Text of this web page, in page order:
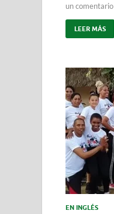
un comentario
LEER MÁS
EN INGLÉS